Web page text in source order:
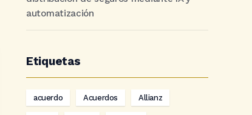
automatización
Etiquetas
acuerdo Acuerdos Allianz